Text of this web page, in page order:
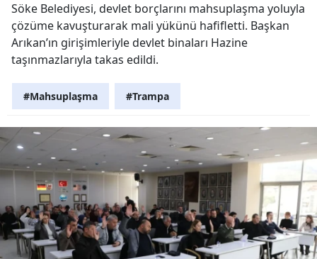
Söke Belediyesi, devlet borçlarını mahsuplaşma yoluyla
çözüme kavuşturarak mali yükünü hafifletti. Başkan
Arıkan’ın girişimleriyle devlet binaları Hazine
taşınmazlarıyla takas edildi.
#Mahsuplaşma #Trampa